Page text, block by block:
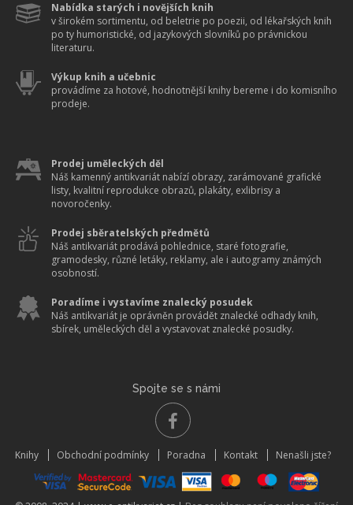
Nabídka starých i novějších knih
v širokém sortimentu, od beletrie po poezii, od lékařských knih
po ty humoristické, od jazykových slovníků po právnickou
literaturu.
Výkup knih a učebnic
provádíme za hotové, hodnotnější knihy bereme i do komisního
prodeje.
Prodej uměleckých děl
Náš kamenný antikvariát nabízí obrazy, zarámované grafické
listy, kvalitní reprodukce obrazů, plakáty, exlibrisy a
novoročenky.
Prodej sběratelských předmětů
Náš antikvariát prodává pohlednice, staré fotografie,
gramodesky, různé letáky, reklamy, ale i autogramy známých
osobností.
Poradíme i vystavíme znalecký posudek
Náš antikvariát je oprávněn provádět znalecké odhady knih,
sbírek, uměleckých děl a vystavovat znalecké posudky.
Spojte se s námi
Knihy Obchodní podmínky Poradna Kontakt Nenašli jste?